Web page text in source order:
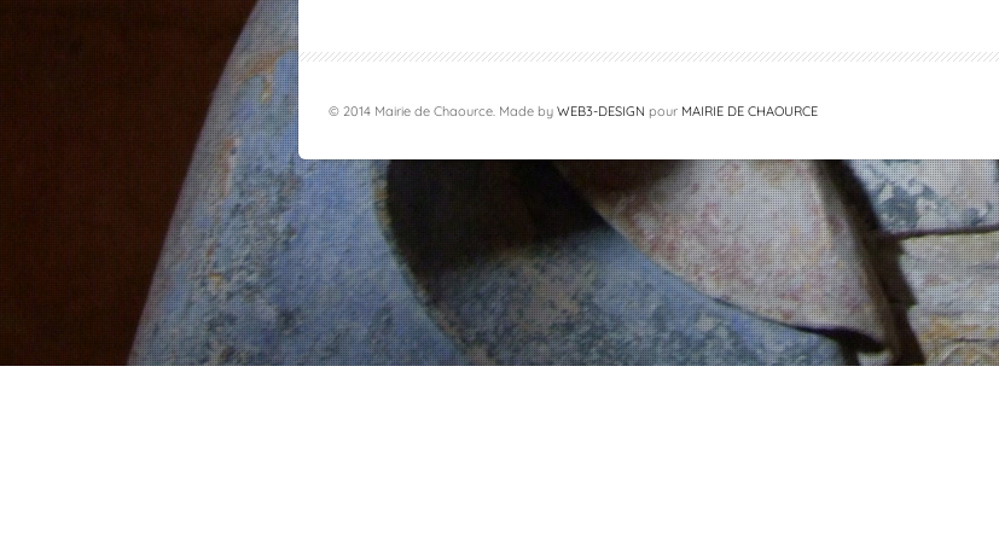
© 2014 Mairie de Chaource. Made by WEB3-DESIGN pour MAIRIE DE CHAOURCE